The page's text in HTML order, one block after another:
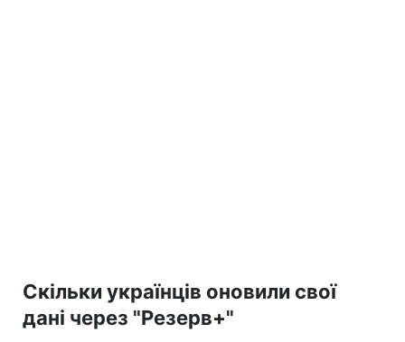
Скільки українців оновили свої
дані через "Резерв+"